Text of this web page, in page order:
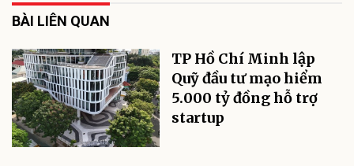
BÀI LIÊN QUAN
TP Hồ Chí Minh lập
Quỹ đầu tư mạo hiểm
5.000 tỷ đồng hỗ trợ
startup